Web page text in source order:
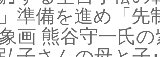
」準備を進め「
画 熊谷守一氏